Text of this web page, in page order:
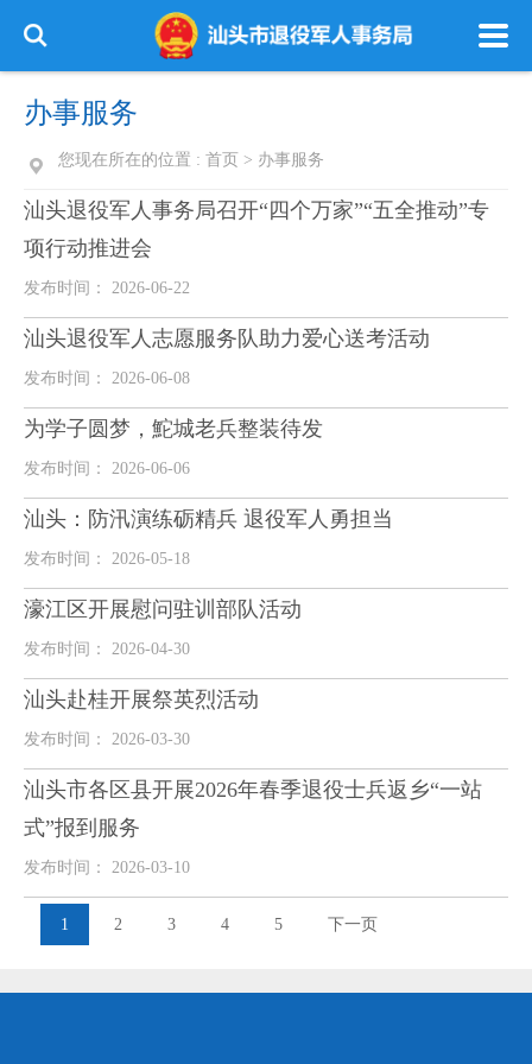
办事服务
您现在所在的位置 : 首页 > 办事服务
汕头退役军人事务局召开“四个万家”“五全推动”专
项行动推进会
发布时间： 2026-06-22
汕头退役军人志愿服务队助力爱心送考活动
发布时间： 2026-06-08
为学子圆梦，鮀城老兵整装待发
发布时间： 2026-06-06
汕头：防汛演练砺精兵 退役军人勇担当
发布时间： 2026-05-18
濠江区开展慰问驻训部队活动
发布时间： 2026-04-30
汕头赴桂开展祭英烈活动
发布时间： 2026-03-30
汕头市各区县开展2026年春季退役士兵返乡“一站
式”报到服务
发布时间： 2026-03-10
1 2 3 4 5 下一页